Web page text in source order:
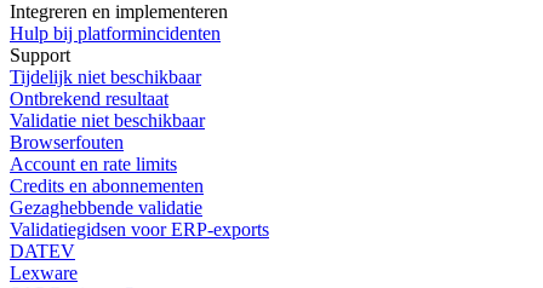
Integreren en implementeren
Hulp bij platformincidenten
Support
Tijdelijk niet beschikbaar
Ontbrekend resultaat
Validatie niet beschikbaar
Browserfouten
Account en rate limits
Credits en abonnementen
Gezaghebbende validatie
Validatiegidsen voor ERP-exports
DATEV
Lexware